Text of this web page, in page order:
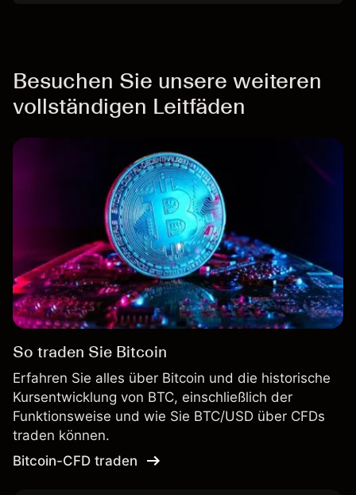
Besuchen Sie unsere weiteren
vollständigen Leitfäden
So traden Sie Bitcoin
Erfahren Sie alles über Bitcoin und die historische
Kursentwicklung von BTC, einschließlich der
Funktionsweise und wie Sie BTC/USD über CFDs
traden können.
Bitcoin-CFD traden